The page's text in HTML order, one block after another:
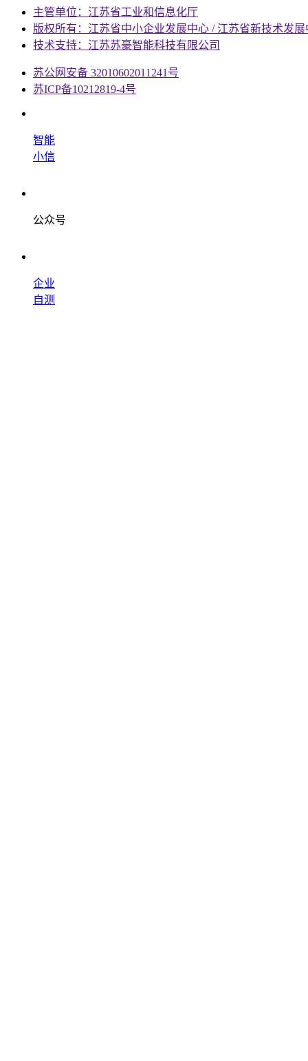
主管单位：江苏省工业和信息化厅
版权所有：江苏省中小企业发展中心 / 江苏省新技术发展
技术支持：江苏苏豪智能科技有限公司
苏公网安备 32010602011241号
苏ICP备10212819-4号
智能
小信
公众号
企业
自测